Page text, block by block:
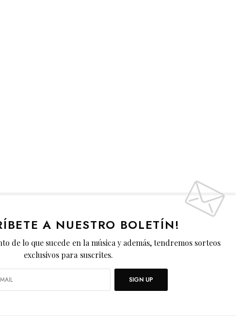
A NUESTRO BOLETÍN!
de lo que sucede en la música y además, tendremos sorteos
exclusivos para suscrites.
SIGN UP